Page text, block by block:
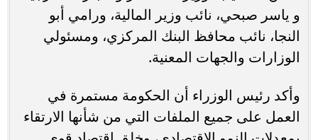
و ياسر صبحي، نائب وزير المالية، ورامي أبو
النجا، نائب محافظ البنك المركزي، ومسئولي
الوزارات والجهات المعنية.
وأكد رئيس الوزراء أن الحكومة مستمرة في
العمل على جميع الملفات التي من شأنها الارتقاء